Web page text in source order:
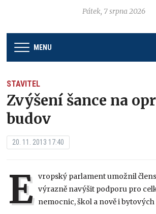
Pátek, 7 srpna 2026
MENU
STAVITEL
Zvýšení šance na
budov
20. 11. 2013 17:40
E vropský parlament umožnil
výrazně navýšit podporu pro
nemocnic, škol a nově i